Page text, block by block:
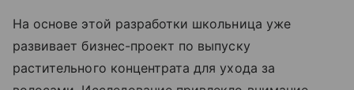
На основе этой разработки школьница уже
развивает бизнес-проект по выпуску
растительного концентрата для ухода за